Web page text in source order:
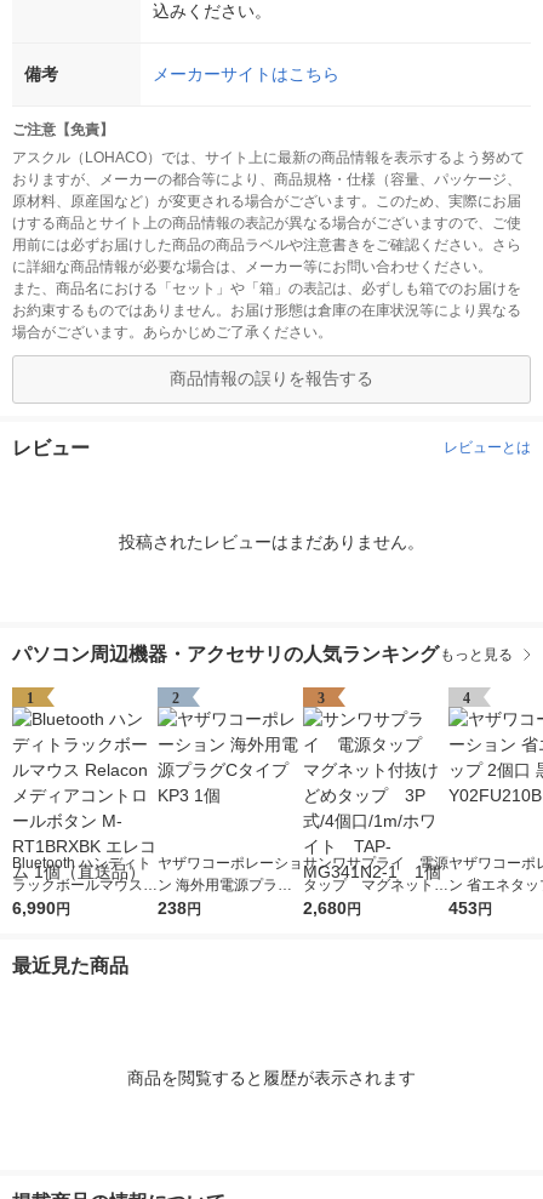
込みください。
備考 メーカーサイトはこちら
ご注意【免責】
アスクル（LOHACO）では、サイト上に最新の商品情報を表示するよう努めて
おりますが、メーカーの都合等により、商品規格・仕様（容量、パッケージ、
原材料、原産国など）が変更される場合がございます。このため、実際にお届
けする商品とサイト上の商品情報の表記が異なる場合がございますので、ご使
用前には必ずお届けした商品の商品ラベルや注意書きをご確認ください。さら
に詳細な商品情報が必要な場合は、メーカー等にお問い合わせください。
また、商品名における「セット」や「箱」の表記は、必ずしも箱でのお届けを
お約束するものではありません。お届け形態は倉庫の在庫状況等により異なる
場合がございます。あらかじめご了承ください。
商品情報の誤りを報告する
レビュー レビューとは
投稿されたレビューはまだありません。
パソコン周辺機器・アクセサリの人気ランキング もっと見る
1
Bluetooth ハンディト
ラックボールマウス R
elacon メディアコン
個（直送品）
6,990円
2
ヤザワコーポレーショ
ン 海外用電源プラグC
タイプ KP3 1個
238円
3
サンワサプライ 電源
タップ マグネット付
抜けどめタップ 3P
2,680円
4
ヤザワコーポ
ン 省エネタ
口 黒
453円
最近見た商品
商品を閲覧すると履歴が表示されます